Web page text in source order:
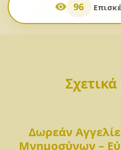
96
Δωρεάν
Μνημοσύνων –